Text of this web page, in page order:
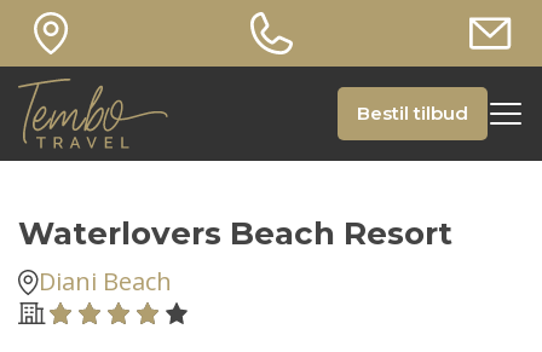
Bestil tilbud
Waterlovers Beach Resort
Diani Beach